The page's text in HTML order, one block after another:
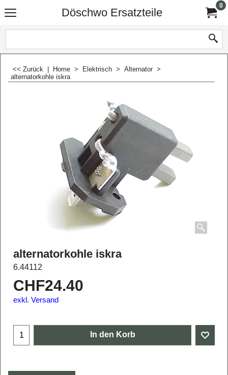
Döschwo Ersatzteile
0
<< Zurück Home > Elektrisch > Alternator >
alternatorkohle iskra
alternatorkohle iskra
6.44112
CHF24.40
exkl. Versand
In den Korb